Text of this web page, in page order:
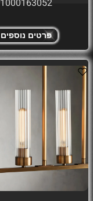
1000163052
פרטים נוספים